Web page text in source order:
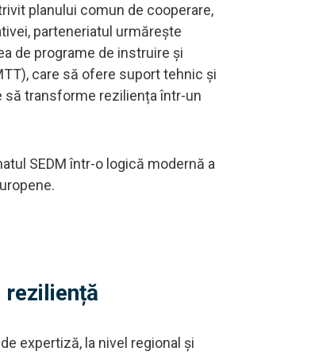
planului comun de cooperare,
parteneriatul urmărește
de programe de instruire și
care să ofere suport tehnic și
să transforme reziliența într-un
SEDM într-o logică modernă a
reziliență
expertiză, la nivel regional și